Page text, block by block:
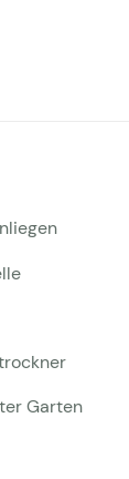
2
sind
Garten